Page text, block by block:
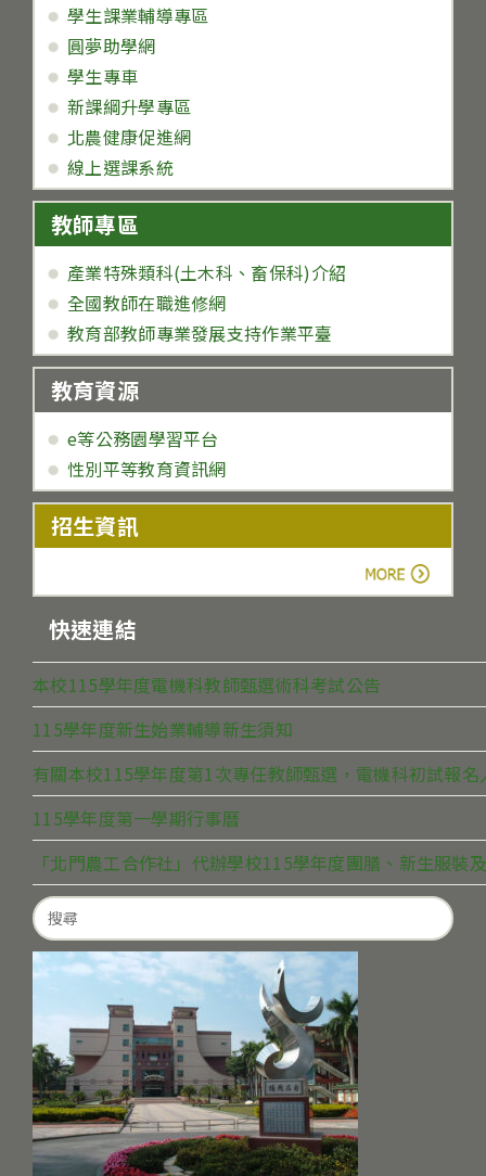
學生課業輔導專區
圓夢助學網
學生專車
新課綱升學專區
北農健康促進網
線上選課系統
教師專區
產業特殊類科(土木科、畜保科)介紹
全國教師在職進修網
教育部教師專業發展支持作業平臺
教育資源
e等公務園學習平台
性別平等教育資訊網
招生資訊
快速連結
本校115學年度電機科教師甄選術科考試公告
115學年度新生始業輔導新生須知
有關本校115學年度第1次專任教師甄選，電機科初試報
115學年度第一學期行事曆
「北門農工合作社」代辦學校115學年度團膳、新生服裝
Search
for: